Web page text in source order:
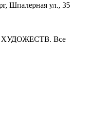
Шпалерная ул., 35
Все